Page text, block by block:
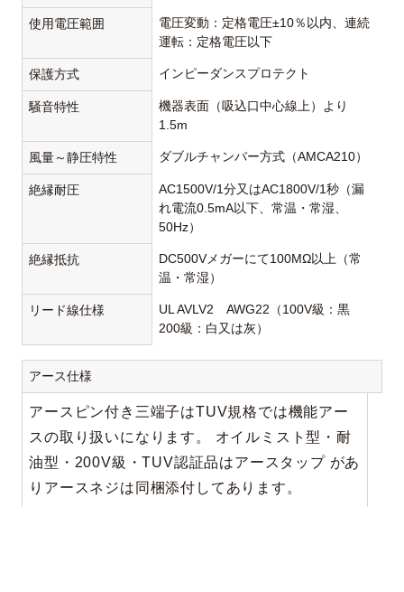
使用電圧範囲
電圧変動：定格電圧±10％以内、連続
運転：定格電圧以下
保護方式 インピーダンスプロテクト
騒音特性
機器表面（吸込口中心線上）より
1.5m
風量～静圧特性 ダブルチャンバー方式（AMCA210）
絶縁耐圧
AC1500V/1分又はAC1800V/1秒（漏
れ電流0.5mA以下、常温・常湿、
50Hz）
絶縁抵抗
DC500Vメガーにて100MΩ以上（常
温・常湿）
リード線仕様
UL AVLV2 AWG22（100V級：黒
200級：白又は灰）
アース仕様
アースピン付き三端子はTUV規格では機能アー
スの取り扱いになります。 オイルミスト型・耐
油型・200V級・TUV認証品はアースタップ があ
りアースネジは同梱添付してあります。